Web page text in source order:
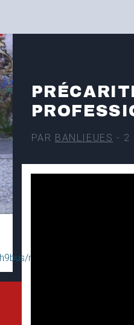
maxresdefault.jpg
PAR BANLIEUES - 2